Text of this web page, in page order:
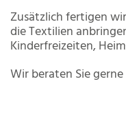
Zusätzlich fertigen
die Textilien
Kinderfreizeiten,
Wir beraten Sie gerne